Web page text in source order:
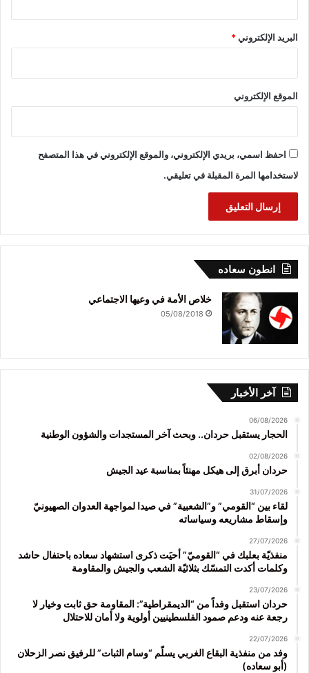
البريد الإلكتروني*
الموقع الإلكتروني
احفظ اسمي، بريدي الإلكتروني، والموقع الإلكتروني في هذا المتصفح
لاستخدامها المرة المقبلة في تعليقي.
انطون سعاده
خلاص الأمة في وعيها الاجتماعي
05/08/2018
آخر الأخبار
06/08/2026
الحجار يستقبل حردان.. وبحث آخر المستجدات والشؤون الوطنية
02/08/2026
حردان أبرق إلى هيكل مهنئاً بمناسبة عيد الجيش
31/07/2026
لقاء بين “القومي” و”الشعبية” في صيدا لمواجهة العدوان الصهيونيّ
وإسقاط مشاريعه وسياساته
27/07/2026
منفذيّة بعلبك في “القوميّ” أحيَت ذكرى استشهاد سعاده باحتفال حاشد
وكلمات أكدت التمسّك بثلاثيّة الشعب والجيش والمقاومة
23/07/2026
حردان استقبل وفداً من “الديمقراطية”: المقاومة حق ثابت وخيار لا
رجعة عنه ودعم صمود الفلسطينيين أولوية ولا أمان للاحتلال
22/07/2026
وفد من منفذية البقاع الغربي يسلّم “وسام الثبات” للرفيق نصر الزحلان
(أبو سعاده)